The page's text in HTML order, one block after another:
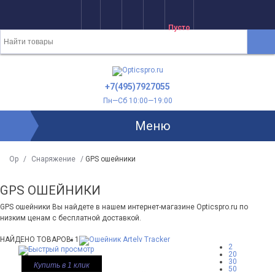
Пусто
+7(495)7927055
Пн—Сб 10:00—19:00
Меню
Op / Снаряжение / GPS ошейники
GPS ОШЕЙНИКИ
GPS ошейники Вы найдете в нашем интернет-магазине Opticspro.ru по
низким ценам с бесплатной доставкой.
НАЙДЕНО ТОВАРОВ: 1
2
20
30
50
Купить в 1 клик